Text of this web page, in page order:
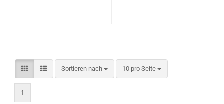
Sortieren nach
Sortieren nach 10 pro Seite
pro Seite
1